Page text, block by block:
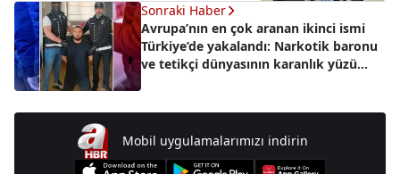
Sonraki Haber
Avrupa’nın en çok aranan ikinci ismi
Türkiye’de yakalandı: Narkotik baronu
ve tetikçi dünyasının karanlık yüzü
Mobil uygulamalarımızı indirin